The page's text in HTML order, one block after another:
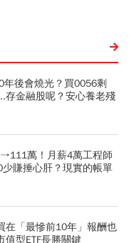
後會燒光？買0056剩
存金融股呢？安心養老殘
萬！月薪4萬工程師
少賺捶心肝？現實的帳單
在「最慘前10年」報酬也
型ETF長勝關鍵